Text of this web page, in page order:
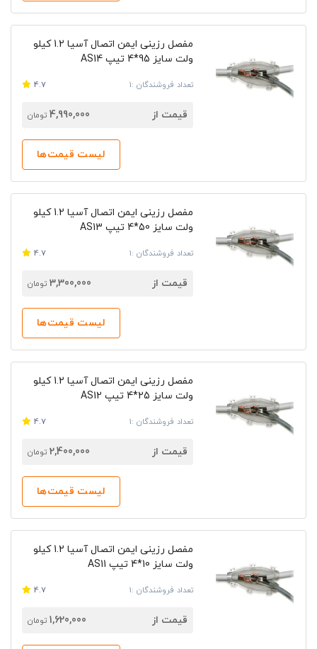
مفصل رزینی ایمن اتصال آسیا 2.‎1 کیلو
ولت سایز 95*4 تیپ AS14
تعداد فروشندگان :1 4.7
قیمت از 4,990,000 تومان
لیست قیمت‌ها
مفصل رزینی ایمن اتصال آسیا 2.‎1 کیلو
ولت سایز 50*4 تیپ AS13
تعداد فروشندگان :1 4.7
قیمت از 3,300,000 تومان
لیست قیمت‌ها
مفصل رزینی ایمن اتصال آسیا 2.‎1 کیلو
ولت سایز 25*4 تیپ AS12
تعداد فروشندگان :1 4.7
قیمت از 2,400,000 تومان
لیست قیمت‌ها
مفصل رزینی ایمن اتصال آسیا 2.‎1 کیلو
ولت سایز 10*4 تیپ AS11
تعداد فروشندگان :1 4.7
قیمت از 1,620,000 تومان